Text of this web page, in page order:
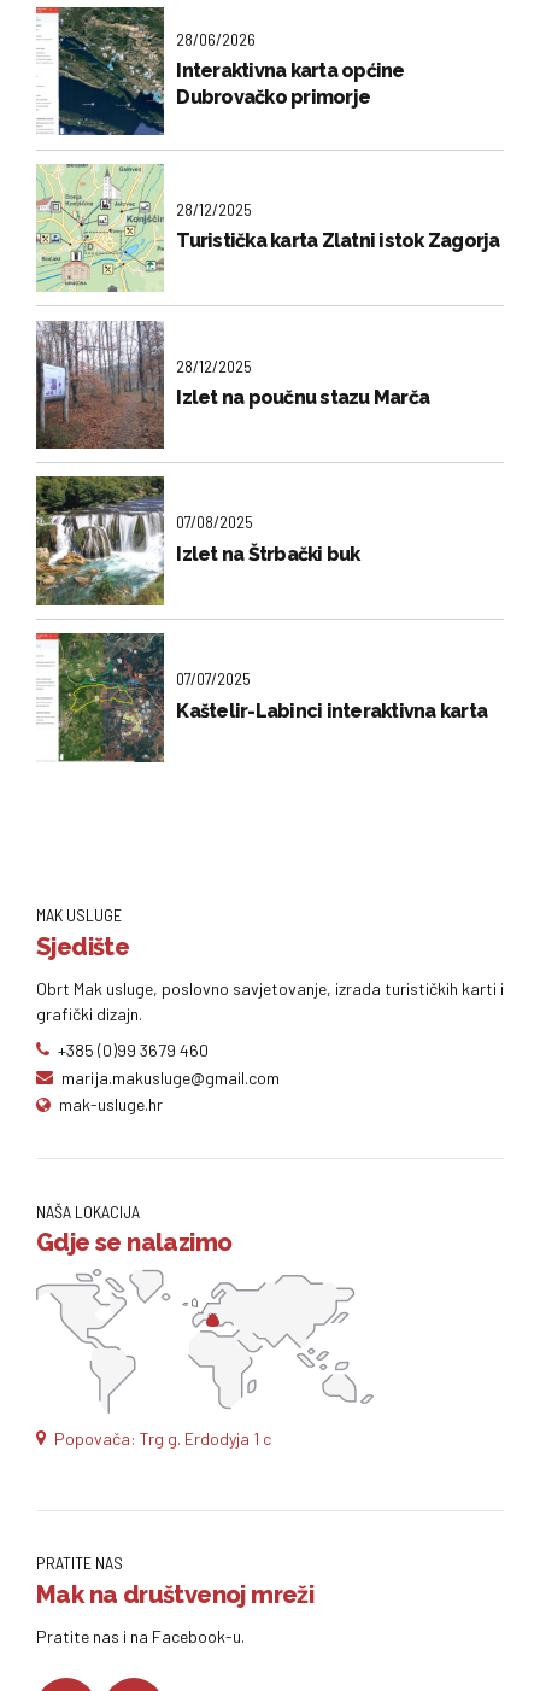
28/06/2026
Interaktivna karta općine
Dubrovačko primorje
28/12/2025
Turistička karta Zlatni istok Zagorja
28/12/2025
Izlet na poučnu stazu Marča
07/08/2025
Izlet na Štrbački buk
07/07/2025
Kaštelir-Labinci interaktivna karta
MAK USLUGE
Sjedište
Obrt Mak usluge, poslovno savjetovanje, izrada turističkih karti i
grafički dizajn.
+385 (0)99 3679 460
marija.makusluge@gmail.com
mak-usluge.hr
NAŠA LOKACIJA
Gdje se nalazimo
Popovača: Trg g. Erdodyja 1 c
PRATITE NAS
Mak na društvenoj mreži
Pratite nas i na Facebook-u.